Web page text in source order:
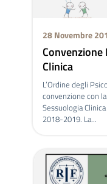
28 Novembre
Clinica
L’Ordine degli
convenzione con
Sessuologia
2018-2019. La...